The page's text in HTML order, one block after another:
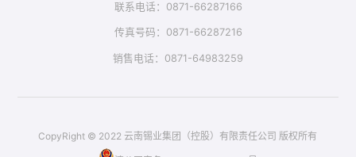
联系电话：0871-66287166
传真号码：0871-66287216
销售电话：0871-64983259
CopyRight © 2022 云南锡业集团（控股）有限责任公司 版权所有